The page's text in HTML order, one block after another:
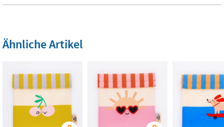
Ähnliche Artikel